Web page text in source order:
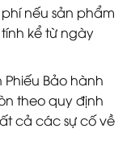
nếu sản phẩm
kể từ ngày
Bảo hành
theo quy định
cả các sự cố về